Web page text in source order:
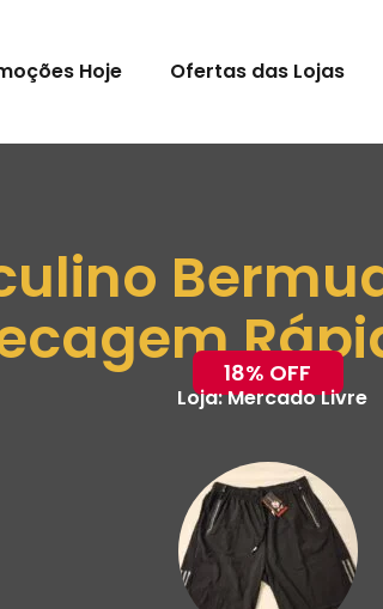
Hoje Ofertas das Lojas
18% OFF
Loja:Mercado Livre